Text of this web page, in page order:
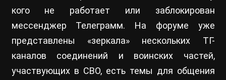
кого не работает или заблокирован
мессенджер Телеграмм. На форуме уже
представлены «зеркала» нескольких ТГ-
каналов соединений и воинских частей,
участвующих в СВО, есть темы для общения